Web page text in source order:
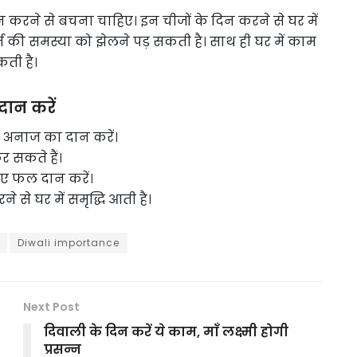
करने से बचना चाहिए। इन चीजों के दिन करने से घर में
की समस्या को झेलने पड़ सकती है। साथ ही घर में काम
है।
करें
अनाज का दान करें।
सकते हैं।
फल दान करें।
से घर में समृद्धि आती है।
Diwali importance
Next Post
दिवाली के दिन करें ये काम, माँ लक्ष्मी होगी
प्रसन्न